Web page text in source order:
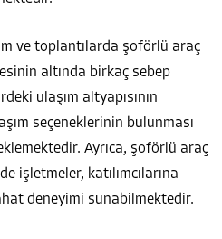
ve toplantılarda şoförlü araç
altında birkaç sebep
ulaşım altyapısının
seçeneklerinin bulunması
Ayrıca, şoförlü araç
işletmeler, katılımcılarına
deneyimi sunabilmektedir.